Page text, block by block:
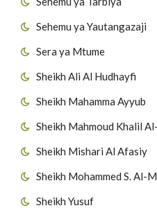
Sehemu ya Yautangazaji
Sera ya Mtume
Sheikh Ali Al Hudhayfi
Sheikh Mahamma Ayyub
Sheikh Mahmoud Khalil
Sheikh Mishari Al Afasiy
Sheikh Mohammed S. Al-
Sheikh Yusuf